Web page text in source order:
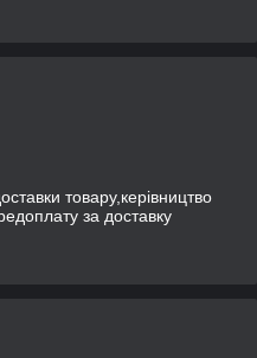
товару,керівництво
за доставку